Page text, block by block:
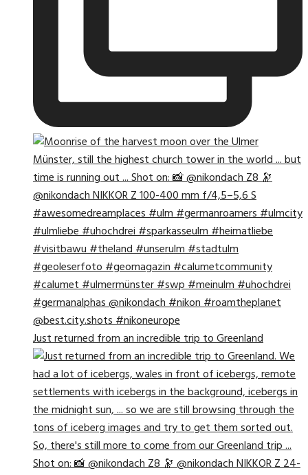
Just returned from an incredible trip to Greenland